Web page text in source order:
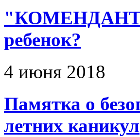
ребенок?
4 июня 2018
Памятка о
летних каникул